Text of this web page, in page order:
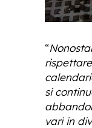
“
si
vari in